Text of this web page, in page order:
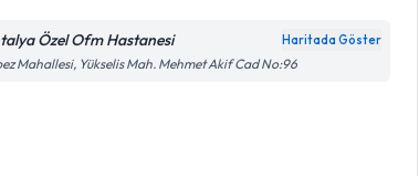
Özel Ofm Hastanesi Haritada Göster
Mahallesi, Yükselis Mah. Mehmet Akif Cad No:96